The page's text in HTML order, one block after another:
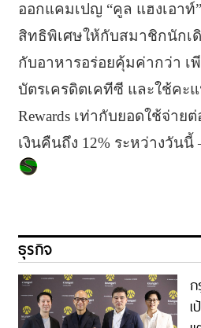
ออกแคมเปญ “คูล แฮงเอาท์
สิทธิพิเศษให้กับสมาชิกนักเ
กับอาหารอร่อยคุ้มค่ากว่า เ
บัตรเครดิตเคทีซี และใช้คะ
Rewards เท่ากับยอดใช้จ่าย
เงินคืนถึง 12% ระหว่างวันนี้
ธุรกิจ